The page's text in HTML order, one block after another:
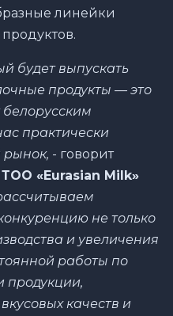
линейки
будет выпускать
продукты — это
белорусским
практически
рынок, - говорит
«Eurasian Milk»
не только
и увеличения
работы по
продукции,
качеств и